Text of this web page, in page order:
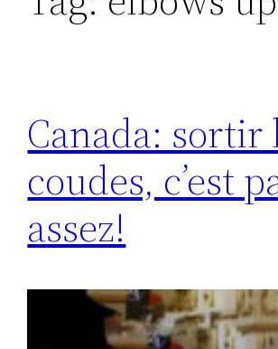
Canada: sortir
coudes, c’est
assez!